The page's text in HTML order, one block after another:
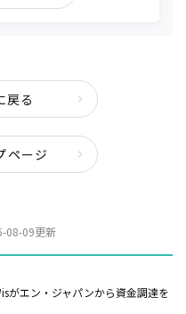
戻る
ージ
08-09更新
がエン・ジャパンから資金調達を